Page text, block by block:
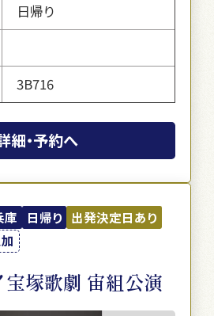
日帰り
3B716
細・予約へ
庫 日帰り 出発決定日あり
塚歌劇 宙組公演